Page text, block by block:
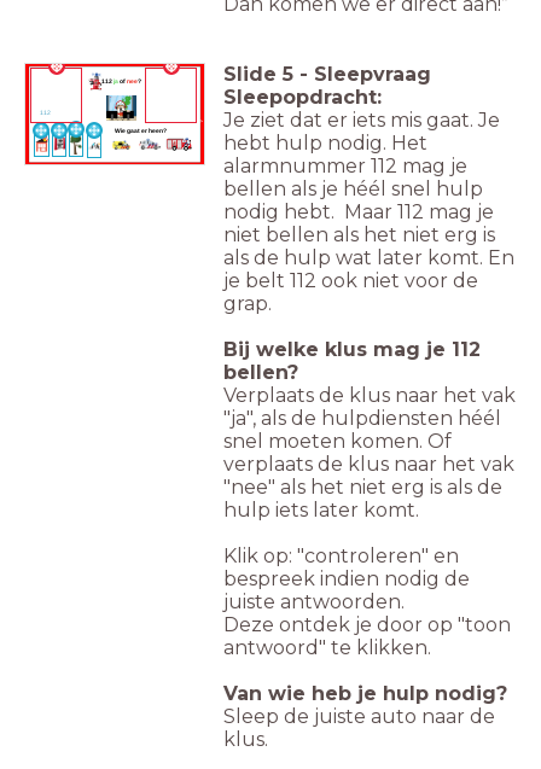
112jaof nee?
Wie gaat er heen?
112
<span
22)">NEE</span>
Slide 5 - Sleepvraag
Sleepopdracht:
Je ziet dat er iets mis gaat. Je
hebt hulp nodig. Het
alarmnummer 112 mag je
bellen als je héél snel hulp
nodig hebt. Maar 112 mag je
niet bellen als het niet erg is
als de hulp wat later komt. En
je belt 112 ook niet voor de
grap.
Bij welke klus mag je 112
bellen?
Verplaats de klus naar het vak
"ja", als de hulpdiensten héél
snel moeten komen. Of
verplaats de klus naar het vak
"nee" als het niet erg is als de
hulp iets later komt.
Klik op: "controleren" en
bespreek indien nodig de
juiste antwoorden.
Deze ontdek je door op "toon
antwoord" te klikken.
Van wie heb je hulp nodig?
Sleep de juiste auto naar de
klus.